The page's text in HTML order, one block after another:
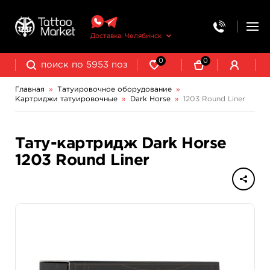
Доставка: Челябинск
0 0
Главная » Татуировочное оборудование
»
Картриджи татуировочные
» Dark Horse » 1203 Round Liner
Тату-картридж Dark Horse
1203 Round Liner